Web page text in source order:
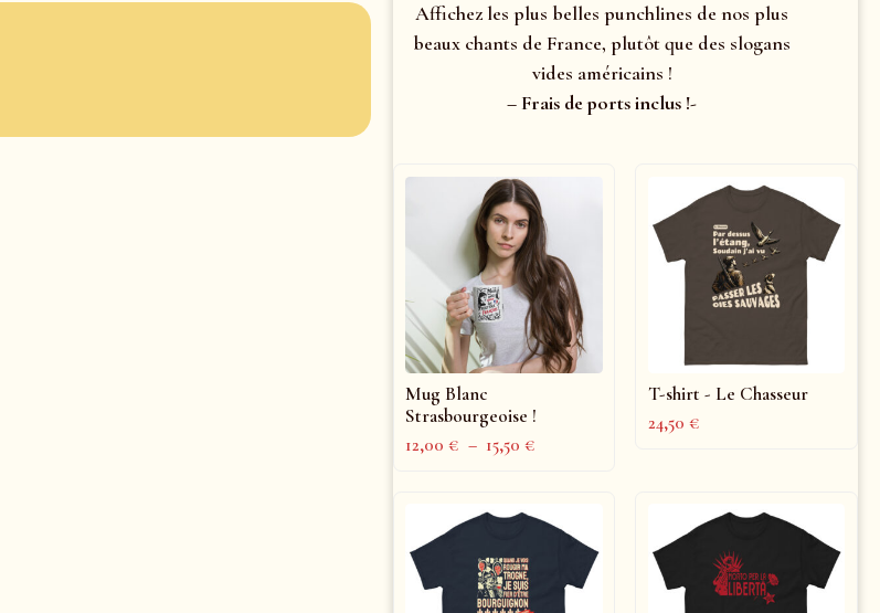
Affichez les plus belles punchlines de nos plus
beaux chants de France, plutôt que des slogans
vides américains !
– Frais de ports inclus !-
Mug Blanc
Strasbourgeoise !
12,00€ – 15,50€
T-shirt - Le Chasseur
24,50€